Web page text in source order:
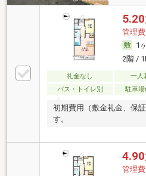
5.20
管理
1
2階 /
礼金なし 一人
バス・トイレ別
駐車
初期費用（敷金礼金、保
す。
4.90
管理